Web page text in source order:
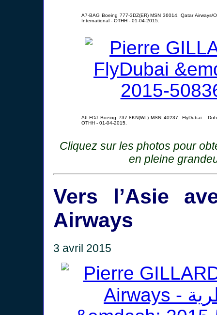
A7-BAG Boeing 777-3DZ(ER) MSN 36014, Qatar Airways/
International - OTHH - 01-04-2015.
A6-FDJ Boeing 737-8KN(WL) MSN 40237, FlyDubai -
OTHH - 01-04-2015.
Cliquez sur les photos pour
en pleine
Vers l’Asie
Airways
3 avril 2015